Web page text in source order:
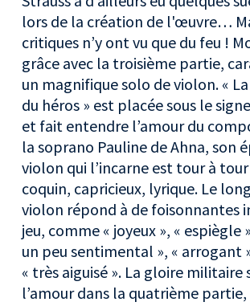
lors de la création de l'œuvre…
critiques n’y ont vu que du feu !
grâce avec la troisième partie,
un magnifique solo de violon. «
du héros » est placée sous le
et fait entendre l’amour du
la soprano Pauline de Ahna, son
violon qui l’incarne est tour à
coquin, capricieux, lyrique. Le
violon répond à de foisonnantes
jeu, comme « joyeux », « espiègle
un peu sentimental », « arrogant
« très aiguisé ». La gloire militaire
l’amour dans la quatrième partie,